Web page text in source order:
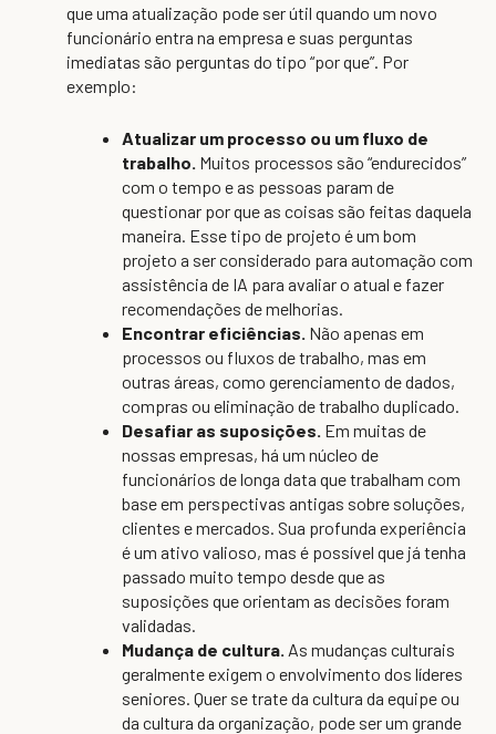
que uma atualização pode ser útil quando um novo
funcionário entra na empresa e suas perguntas
imediatas são perguntas do tipo “por que”. Por
exemplo:
Atualizar um processo ou um fluxo de
trabalho. Muitos processos são “endurecidos”
com o tempo e as pessoas param de
questionar por que as coisas são feitas daquela
maneira. Esse tipo de projeto é um bom
projeto a ser considerado para automação com
assistência de IA para avaliar o atual e fazer
recomendações de melhorias.
Encontrar eficiências. Não apenas em
processos ou fluxos de trabalho, mas em
outras áreas, como gerenciamento de dados,
compras ou eliminação de trabalho duplicado.
Desafiar as suposições. Em muitas de
nossas empresas, há um núcleo de
funcionários de longa data que trabalham com
base em perspectivas antigas sobre soluções,
clientes e mercados. Sua profunda experiência
é um ativo valioso, mas é possível que já tenha
passado muito tempo desde que as
suposições que orientam as decisões foram
validadas.
Mudança de cultura. As mudanças culturais
geralmente exigem o envolvimento dos líderes
seniores. Quer se trate da cultura da equipe ou
da cultura da organização, pode ser um grande